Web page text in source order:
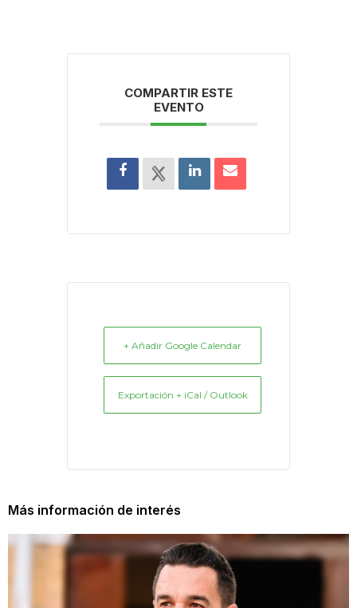
COMPARTIR ESTE
EVENTO
+ Añadir Google Calendar
Exportación + iCal / Outlook
Más información de interés